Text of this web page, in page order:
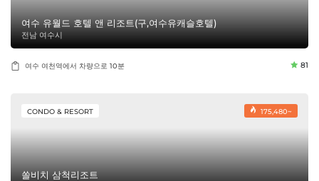
여수 유월드 호텔 앤 리조트(구,여수유캐슬호텔)
전남 여수시
여수 여천역에서 차량으로 10분 81
175,480~
CONDO & RESORT
쏠비치 삼척리조트